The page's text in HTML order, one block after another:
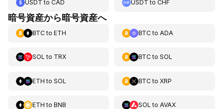
USDT to CAD USDT toCHF
暗号資産から暗号資産へ
BTCto ETH BTCto ADA
SOL to TRX BTCto SOL
ETH to SOL BTCto XRP
ETH to BNB SOL to AVAX